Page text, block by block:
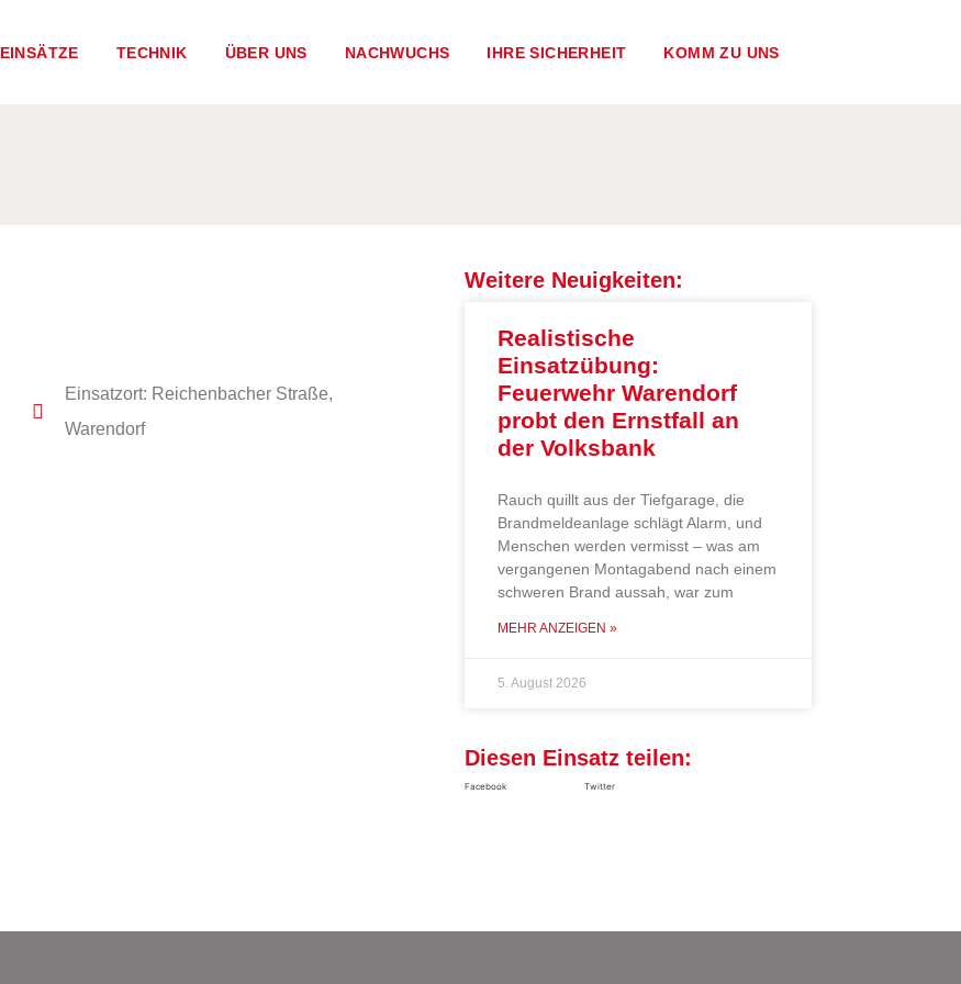
EINSÄTZE TECHNIK ÜBER UNS NACHWUCHS IHRE SICHERHEIT KOMM ZU UNS
Einsatzort: Reichenbacher Straße,
Warendorf
Weitere Neuigkeiten:
Realistische
Einsatzübung:
Feuerwehr Warendorf
probt den Ernstfall an
der Volksbank
Rauch quillt aus der Tiefgarage, die
Brandmeldeanlage schlägt Alarm, und
Menschen werden vermisst – was am
vergangenen Montagabend nach einem
schweren Brand aussah, war zum
MEHR ANZEIGEN »
5. August 2026
Diesen Einsatz teilen:
Facebook Twitter